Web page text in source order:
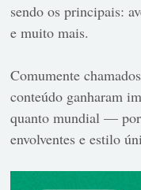
sendo os principais:
e muito mais.
Comumente
conteúdo ganharam
quanto mundial — por
envolventes e estilo